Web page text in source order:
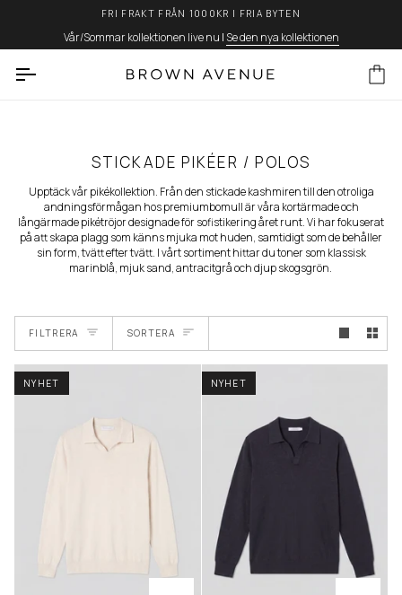
FRI FRAKT FRÅN 1000KR | FRIA BYTEN
Vår/Sommar kollektionen live nu | Se den nya kollektionen
STICKADE PIKÉER / POLOS
Upptäck vår pikékollektion. Från den stickade kashmiren till den otroliga
andningsförmågan hos premiumbomull är våra kortärmade och
långärmade pikétröjor designade för sofistikering året runt. Vi har fokuserat
på att skapa plagg som känns mjuka mot huden, samtidigt som de behåller
sin form, tvätt efter tvätt. I vårt sortiment hittar du toner som klassisk
marinblå, mjuk sand, antracitgrå och djup skogsgrön.
FILTRERA SORTERA
SORTERA
NYHET NYHET